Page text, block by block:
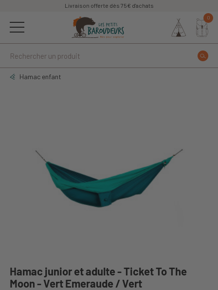
Livraison offerte dès 75€ d'achats
0
Hamac enfant
Hamac junior et adulte - Ticket To The
Moon - Vert Emeraude / Vert